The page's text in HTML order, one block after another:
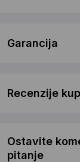
Garancija
Recenzije
Ostavite
pitanje